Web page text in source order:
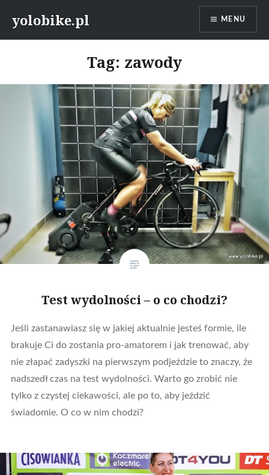
yolobike.pl MENU
Tag: zawody
Test wydolności – o co chodzi?
Jeśli zastanawiasz się w jakiej aktualnie jesteś formie, ile
brakuje Ci do zostania pro-amatorem i jak trenować, aby
nie złapać zadyszki na pierwszym podjeździe to znaczy, że
nadszedł czas na test wydolności. Warto go zrobić nie
tylko z czystej ciekawości, ale po to, aby jeździć
świadomie. O co w nim chodzi?